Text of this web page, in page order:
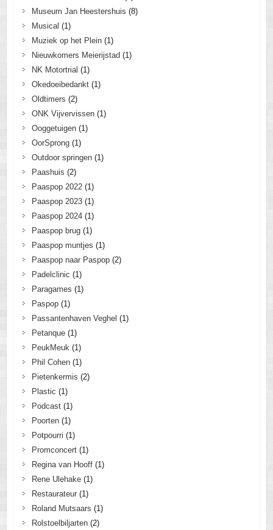
Museum Jan Heestershuis (8)
Musical (1)
Muziek op het Plein(1)
Nieuwkomers Meierijstad (1)
NK Motortrial (1)
Okedoeibedankt(1)
Oldtimers (2)
ONK Vijvervissen(1)
Ooggetuigen(1)
OorSprong(1)
Outdoor springen(1)
Paashuis (2)
Paaspop 2022(1)
Paaspop 2023(1)
Paaspop 2024(1)
Paaspop brug(1)
Paaspop muntjes (1)
Paaspop naar Paspop(2)
Padelclinic (1)
Paragames (1)
Paspop(1)
Passantenhaven Veghel (1)
Petanque(1)
PeukMeuk(1)
Phil Cohen(1)
Pietenkermis (2)
Plastic (1)
Podcast(1)
Poorten(1)
Potpourri (1)
Promconcert(1)
Regina van Hooff(1)
Rene Ulehake(1)
Restaurateur(1)
Roland Mutsaars (1)
Rolstoelbiljarten(2)